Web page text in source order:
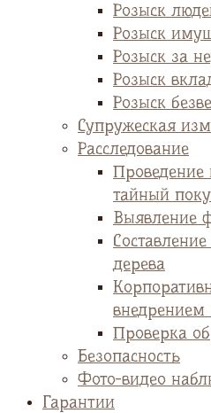
Розыск
Розыск
Розыск за
Розыск
Розыск
Супружеская
Расследование
Проведение
тайный
Выявление
дерева
внедрением
Проверка
Безопасность
Фото-видео
Гарантии